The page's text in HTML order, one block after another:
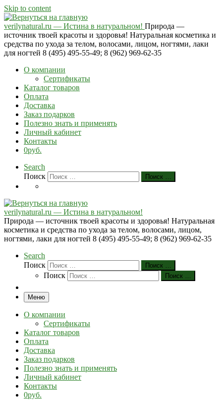
Skip to content
verilynatural.ru — Истина в натуральном! Природа —
источник твоей красоты и здоровья! Натуральная косметика и
средства по ухода за телом, волосами, лицом, ногтями, лаки
для ногтей 8 (495) 495-55-49; 8 (962) 969-62-35
О компании
Сертификаты
Каталог товаров
Оплата
Доставка
Заказ подарков
Полезно знать и применять
Личный кабинет
Контакты
0руб.
Search
Поиск
Поиск …
verilynatural.ru — Истина в натуральном!
Природа — источник твоей красоты и здоровья! Натуральная
косметика и средства по ухода за телом, волосами, лицом,
ногтями, лаки для ногтей 8 (495) 495-55-49; 8 (962) 969-62-35
Search
Поиск
Поиск …
Поиск Поиск …
Меню
О компании
Сертификаты
Каталог товаров
Оплата
Доставка
Заказ подарков
Полезно знать и применять
Личный кабинет
Контакты
0руб.